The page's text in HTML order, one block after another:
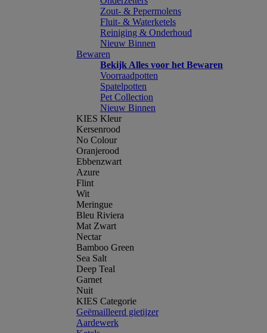
Zout- & Pepermolens
Fluit- & Waterketels
Reiniging & Onderhoud
Nieuw Binnen
Bewaren
Bekijk Alles voor het Bewaren
Voorraadpotten
Spatelpotten
Pet Collection
Nieuw Binnen
KIES Kleur
Kersenrood
No Colour
Oranjerood
Ebbenzwart
Azure
Flint
Wit
Meringue
Bleu Riviera
Mat Zwart
Nectar
Bamboo Green
Sea Salt
Deep Teal
Garnet
Nuit
KIES Categorie
Geëmailleerd gietijzer
Aardewerk